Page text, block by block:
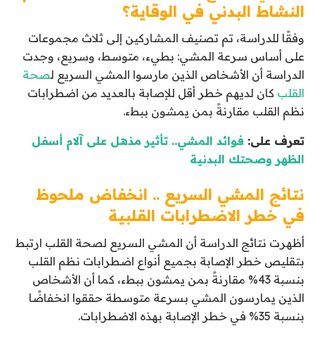
النشاط البدني في الوقاية؟
وفقًا للدراسة، تم تصنيف المشاركين إلى ثلاث مجموعات
على أساس سرعة المشي: بطيء، متوسط، وسريع، وجدت
الدراسة أن الأشخاص الذين مارسوا المشي السريع لصحة
القلب كان لديهم خطر أقل للإصابة بالعديد من اضطرابات
نظم القلب مقارنةً بمن يمشون ببطء.
تعرف على: فوائد المشي.. تأثير مذهل على آلام أسفل
الظهر وصحتك البدنية
نتائج المشي السريع .. انخفاض ملحوظ
في خطر الاضطرابات القلبية
أظهرت نتائج الدراسة أن المشي السريع لصحة القلب ارتبط
بتقليص خطر الإصابة بجميع أنواع اضطرابات نظم القلب
بنسبة 43% مقارنةً بمن يمشون ببطء، كما أن الأشخاص
الذين يمارسون المشي بسرعة متوسطة حققوا انخفاضًا
بنسبة 35% في خطر الإصابة بهذه الاضطرابات.